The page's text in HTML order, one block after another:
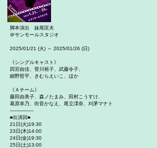
脚本演出 妹尾匡夫
＠サンモールスタジオ
2025/01/21 (火) ～ 2025/01/26 (日)
《シングルキャスト》
四宮由佳、菅川裕子、武藤令子、
細野哲平、きむらえいこ、ほか
《Ａチーム》
藤田由美子、森ノたまみ、田村こうすけ、
葛原幸乃、街音かなえ、尾立澪奈、刈茅マナト
----------------
■出演回■
21日(火)19:30
23日(木)14:00
24日(金)19:30
25日(土)13:00